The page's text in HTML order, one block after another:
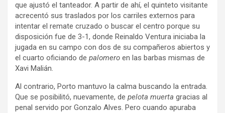
que ajustó el tanteador. A partir de ahí, el quinteto visitante
acrecentó sus traslados por los carriles externos para
intentar el remate cruzado o buscar el centro porque su
disposición fue de 3-1, donde Reinaldo Ventura iniciaba la
jugada en su campo con dos de su compañeros abiertos y
el cuarto oficiando de palomero en las barbas mismas de
Xavi Malián.
Al contrario, Porto mantuvo la calma buscando la entrada.
Que se posibilitó, nuevamente, de pelota muerta gracias al
penal servido por Gonzalo Alves. Pero cuando apuraba